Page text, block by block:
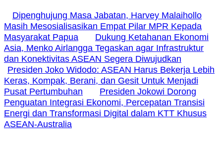
Dipenghujung Masa Jabatan, Harvey Malaihollo
Masih Mesosialisasikan Empat Pilar MPR Kepada
Masyarakat Papua
Dukung Ketahanan Ekonomi
Asia, Menko Airlangga Tegaskan agar Infrastruktur
dan Konektivitas ASEAN Segera Diwujudkan
Presiden Joko Widodo: ASEAN Harus Bekerja Lebih
Keras, Kompak, Berani, dan Gesit Untuk Menjadi
Pusat Pertumbuhan
Presiden Jokowi Dorong
Penguatan Integrasi Ekonomi, Percepatan Transisi
Energi dan Transformasi Digital dalam KTT Khusus
ASEAN-Australia